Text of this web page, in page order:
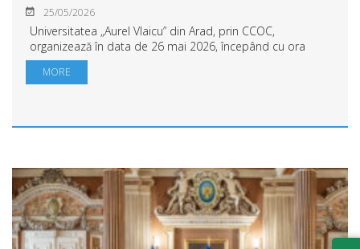
25/05/2026
Universitatea „Aurel Vlaicu” din Arad, prin CCOC,
organizează în data de 26 mai 2026, începând cu ora
09:00, la Complex M Micălaca (str. Elena Drăgoi nr. 2-4),
Bursa Locurilor de Muncă pentru Studenți...
MORE